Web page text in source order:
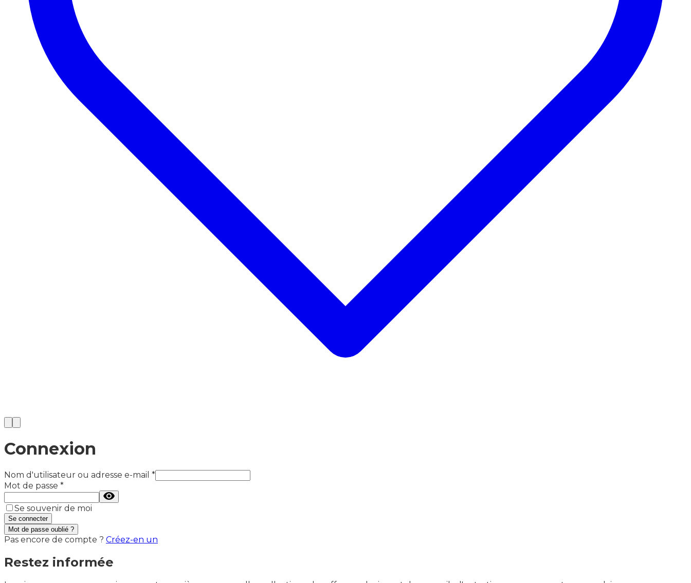
Connexion
Nom d'utilisateur ou adresse e-mail *
Mot de passe *
Se souvenir de moi
Se connecter
Mot de passe oublié ?
Pas encore de compte ? Créez-en un
Restez informée